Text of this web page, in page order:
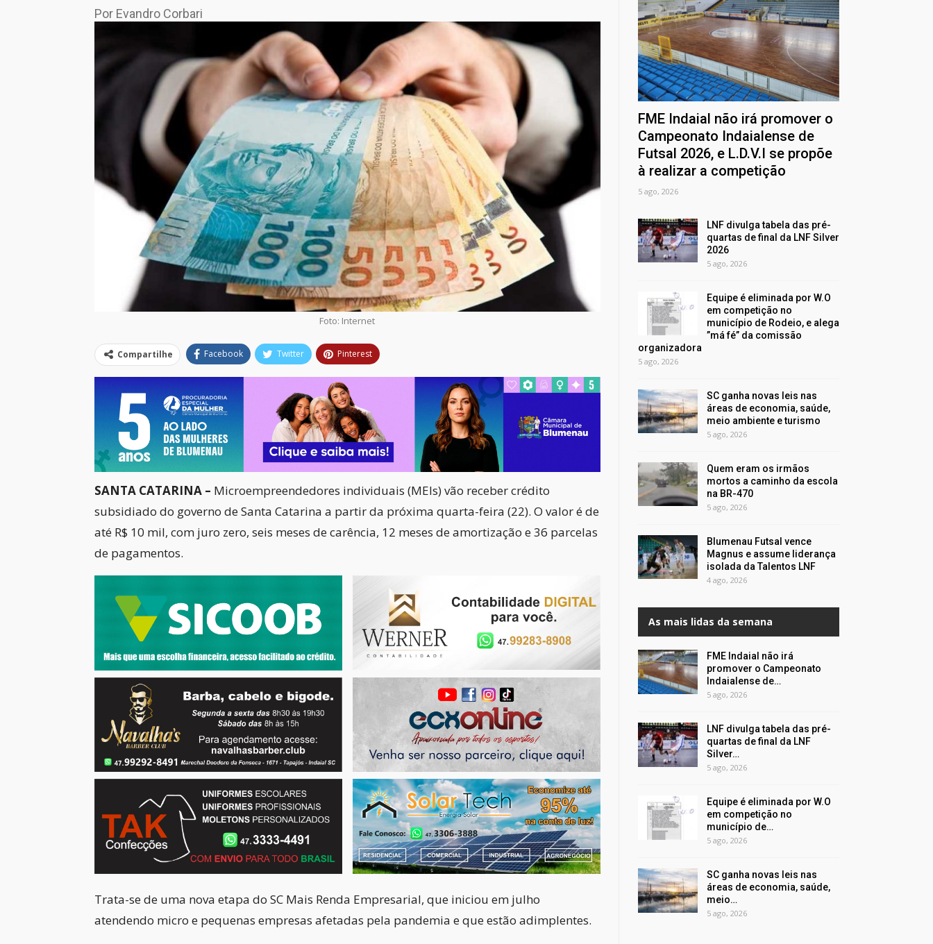
Por Evandro Corbari
Foto: Internet
Compartilhe Facebook Twitter Pinterest
SANTA CATARINA – Microempreendedores individuais (MEIs) vão receber crédito
subsidiado do governo de Santa Catarina a partir da próxima quarta-feira (22). O valor é de
até R$ 10 mil, com juro zero, seis meses de carência, 12 meses de amortização e 36 parcelas
de pagamentos.
Trata-se de uma nova etapa do SC Mais Renda Empresarial, que iniciou em julho
atendendo micro e pequenas empresas afetadas pela pandemia e que estão adimplentes.
FME Indaial não irá promover o
Campeonato Indaialense de
Futsal 2026, e L.D.V.I se propõe
à realizar a competição
5 ago, 2026
LNF divulga tabela das pré-
quartas de final da LNF Silver
2026
5 ago, 2026
Equipe é eliminada por W.O
em competição no
município de Rodeio, e alega
”má fé” da comissão
organizadora
5 ago, 2026
SC ganha novas leis nas
áreas de economia, saúde,
meio ambiente e turismo
5 ago, 2026
Quem eram os irmãos
mortos a caminho da escola
na BR-470
5 ago, 2026
Blumenau Futsal vence
Magnus e assume liderança
isolada da Talentos LNF
4 ago, 2026
As mais lidas da semana
FME Indaial não irá
promover o Campeonato
Indaialense de…
5 ago, 2026
LNF divulga tabela das pré-
quartas de final da LNF
Silver…
5 ago, 2026
Equipe é eliminada por W.O
em competição no
município de…
5 ago, 2026
SC ganha novas leis nas
áreas de economia, saúde,
meio…
5 ago, 2026